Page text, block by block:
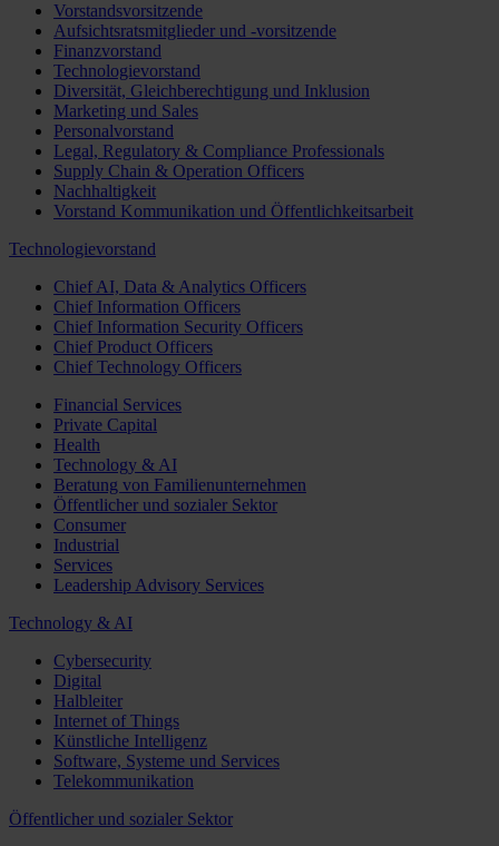
Vorstandsvorsitzende
Aufsichtsratsmitglieder und -vorsitzende
Finanzvorstand
Technologievorstand
Diversität, Gleichberechtigung und Inklusion
Marketing und Sales
Personalvorstand
Legal, Regulatory & Compliance Professionals
Supply Chain & Operation Officers
Nachhaltigkeit
Vorstand Kommunikation und Öffentlichkeitsarbeit
Technologievorstand
Chief AI, Data & Analytics Officers
Chief Information Officers
Chief Information Security Officers
Chief Product Officers
Chief Technology Officers
Financial Services
Private Capital
Health
Technology & AI
Beratung von Familienunternehmen
Öffentlicher und sozialer Sektor
Consumer
Industrial
Services
Leadership Advisory Services
Technology & AI
Cybersecurity
Digital
Halbleiter
Internet of Things
Künstliche Intelligenz
Software, Systeme und Services
Telekommunikation
Öffentlicher und sozialer Sektor